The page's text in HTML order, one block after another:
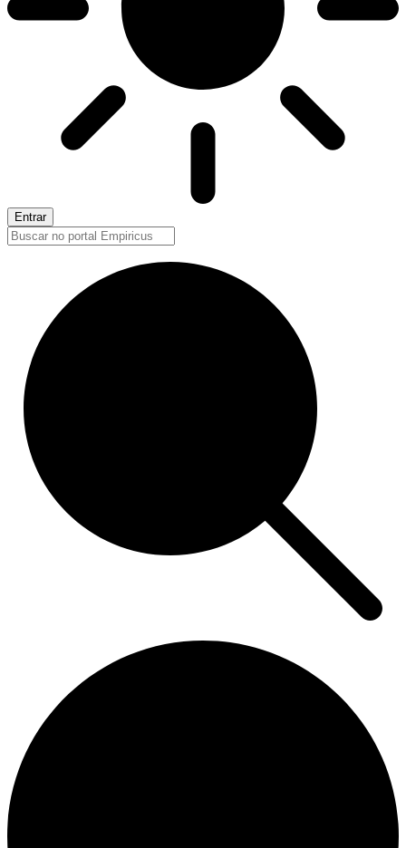
Entrar